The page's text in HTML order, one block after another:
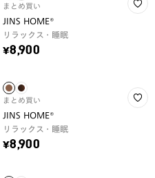
まとめ買い
JINS HOME®
リラックス・睡眠
¥8,900
まとめ買い
JINS HOME®
リラックス・睡眠
¥8,900